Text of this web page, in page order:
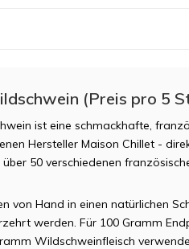
(Preis pro 5
ist eine schmackhafte,
Hersteller Maison Chillet -
50 verschiedenen
von Hand in einen natürlichen
werden. Für 100 Gramm
Wildschweinfleisch